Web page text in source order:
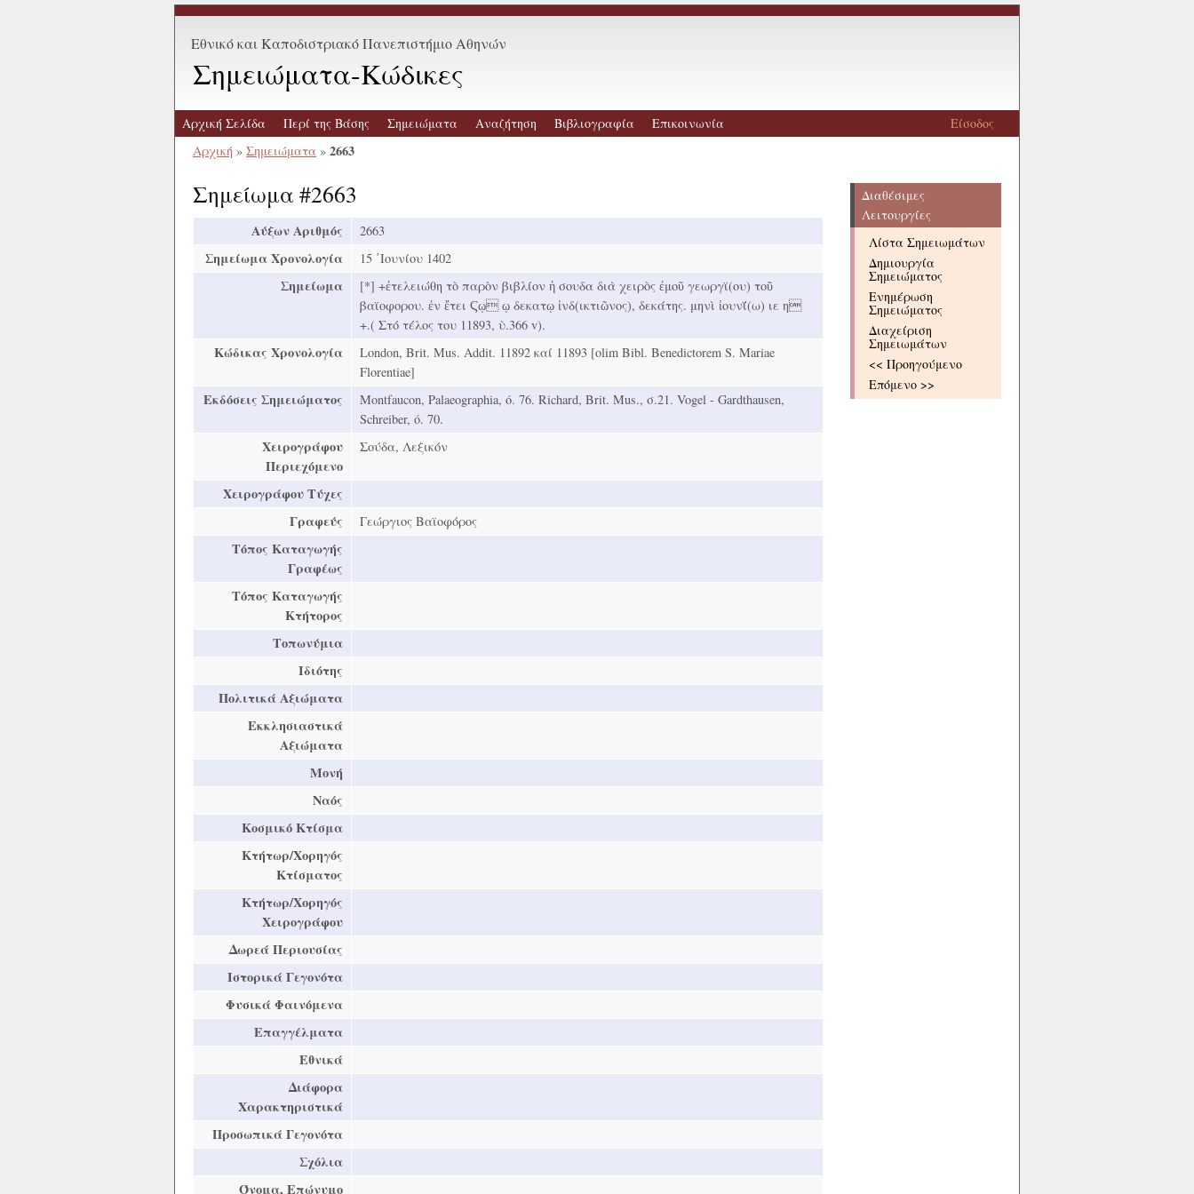
Εθνικό και Καποδιστριακό Πανεπιστήμιο Αθηνών
Σημειώματα-Κώδικες
Αρχική Σελίδα Περί της Βάσης Σημειώματα Αναζήτηση Βιβλιογραφία Επικοινωνία
Είσοδος
Αρχική » Σημειώματα » 2663
Σημείωμα #2663
Αύξων Αριθμός 2663
Σημείωμα Χρονολογία 15 ᾿Ιουνίου 1402
Σημείωμα
[*] +ἐτελειώθη τὸ παρὸν βιβλίον ἡ σουδα διὰ χειρὸς ἐμοῦ γεωργϊ(ου) τοῦ
βαϊοφορου. ἐν ἔτει Ϛῳ ῳ δεκατῳ ἰνδ(ικτιῶνος), δεκάτης. μηνὶ ἰουνΐ(ω) ιε η
+.( Στό τέλος του 11893, ὺ.366 v).
Κώδικας Χρονολογία
London, Brit. Mus. Addit. 11892 καί 11893 [olim Bibl. Benedictorem S. Mariae
Florentiae]
Εκδόσεις Σημειώματος
Montfaucon, Palaeographia, ó. 76. Richard, Brit. Mus., σ.21. Vogel - Gardthausen,
Schreiber, ó. 70.
Χειρογράφου
Περιεχόμενο
Σούδα, Λεξικόν
Χειρογράφου Τύχες
Γραφεύς
Γεώργιος Βαϊοφόρος
Τόπος Καταγωγής
Γραφέως
Τόπος Καταγωγής
Κτήτορος
Τοπωνύμια
Ιδιότης
Πολιτικά Αξιώματα
Εκκλησιαστικά
Αξιώματα
Μονή
Ναός
Κοσμικό Κτίσμα
Κτήτωρ/Χορηγός
Κτίσματος
Κτήτωρ/Χορηγός
Χειρογράφου
Δωρεά Περιουσίας
Ιστορικά Γεγονότα
Φυσικά Φαινόμενα
Επαγγέλματα
Εθνικά
Διάφορα
Χαρακτηριστικά
Προσωπικά Γεγονότα
Σχόλια
Όνομα, Επώνυμο
Διαθέσιμες
Λειτουργίες
Λίστα Σημειωμάτων
Δημιουργία
Σημειώματος
Ενημέρωση
Σημειώματος
Διαχείριση
Σημειωμάτων
<< Προηγούμενο
Επόμενο >>